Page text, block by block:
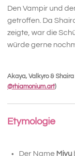
Den Vampir und
getroffen. Da
zeigte, war die
würde gerne
Akaya, Valkyro &
@rhiamonium.art)
Etymologie
Der Name Miyu